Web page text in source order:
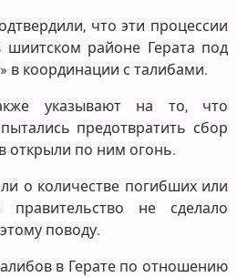
что эти процессии
районе Герата под
в координации с талибами.
указывают на то, что
предотвратить сбор
открыли по ним огонь.
о количестве погибших или
не сделало
поводу.
в Герате по отношению